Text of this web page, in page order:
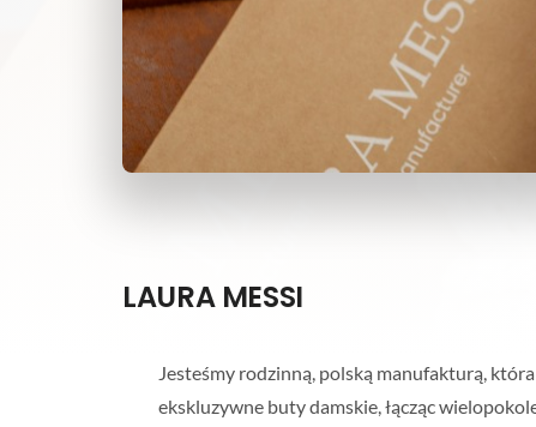
LAURA MESSI
Jesteśmy rodzinną, polską manufakturą,
ekskluzywne buty damskie, łącząc